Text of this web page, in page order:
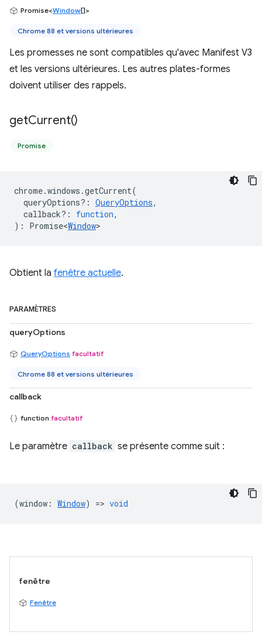
Promise<Window[]>
Chrome 88 et versions ultérieures
Les promesses ne sont compatibles qu'avec Manifest V3
et les versions ultérieures. Les autres plates-formes
doivent utiliser des rappels.
getCurrent()
Promise
chrome.windows .getCurrent(
queryOptions? : QueryOptions,
callback? : function,
) : Promise<Window>
Obtient la fenêtre actuelle.
PARAMÈTRES
queryOptions
QueryOptions facultatif
Chrome 88 et versions ultérieures
callback
function facultatif
Le paramètre callback se présente comme suit :
(window : Window) => void
fenêtre
Fenêtre